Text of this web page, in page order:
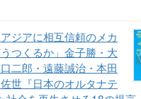
ジアに相互信頼のメカ
つくるか」金子勝・大
二郎・遠藤誠治・本田
世『日本のオルタナテ